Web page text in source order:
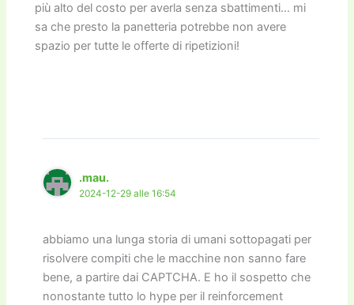
più alto del costo per averla senza sbattimenti… mi
sa che presto la panetteria potrebbe non avere
spazio per tutte le offerte di ripetizioni!
.mau.
2024-12-29 alle 16:54
abbiamo una lunga storia di umani sottopagati per
risolvere compiti che le macchine non sanno fare
bene, a partire dai CAPTCHA. E ho il sospetto che
nonostante tutto lo hype per il reinforcement